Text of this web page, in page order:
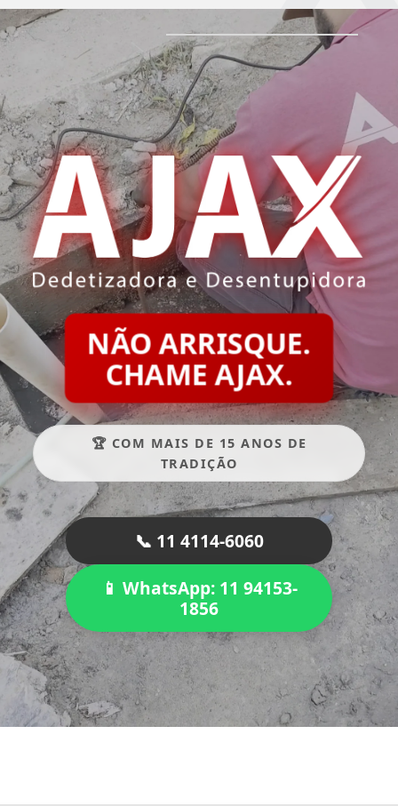
NÃO ARRISQUE.
CHAME AJAX.
🏆 COM MAIS DE 15 ANOS DE
TRADIÇÃO
📞 11 4114-6060
📱 WhatsApp: 11 94153-
1856